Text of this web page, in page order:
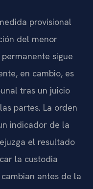
provisional
del menor
sigue
en cambio, es
tras un juicio
partes. La orden
indicador de la
el resultado
la custodia
antes de la